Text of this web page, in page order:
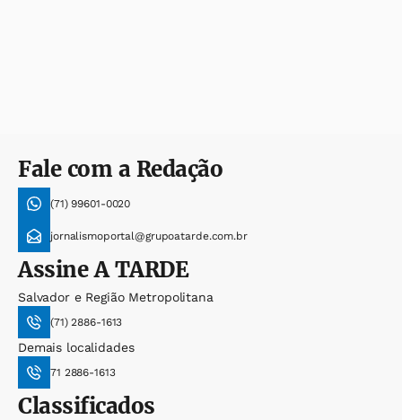
Fale com a Redação
(71) 99601-0020
jornalismoportal@grupoatarde.com.br
AssineA TARDE
Salvador e Região Metropolitana
(71) 2886-1613
Demais localidades
71 2886-1613
Classificados